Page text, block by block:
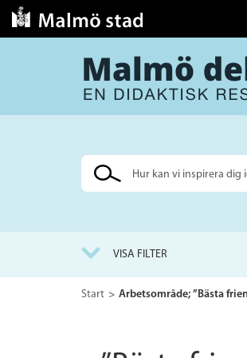
Sök
VISA FILTER
Start Arbetsområde; ”Bästa